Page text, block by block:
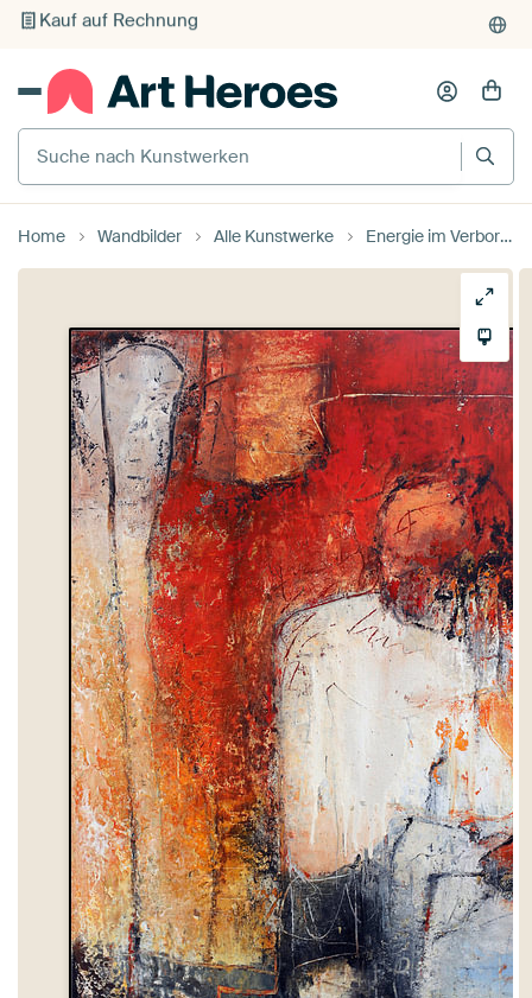
Individueller Druck auf Bestellung
Suche nach Kunstwerken
Home Wandbilder Alle Kunstwerke Energie im Verborgenen - Abstrakte Komposition 9.122